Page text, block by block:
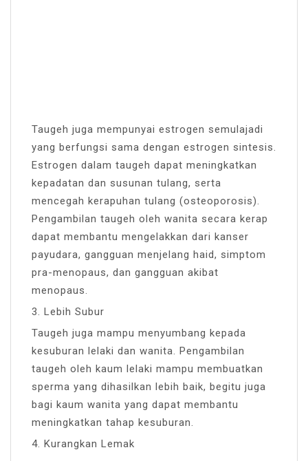
Taugeh juga mempunyai estrogen semulajadi
yang berfungsi sama dengan estrogen sintesis.
Estrogen dalam taugeh dapat meningkatkan
kepadatan dan susunan tulang, serta
mencegah kerapuhan tulang (osteoporosis).
Pengambilan taugeh oleh wanita secara kerap
dapat membantu mengelakkan dari kanser
payudara, gangguan menjelang haid, simptom
pra-menopaus, dan gangguan akibat
menopaus.
3. Lebih Subur
Taugeh juga mampu menyumbang kepada
kesuburan lelaki dan wanita. Pengambilan
taugeh oleh kaum lelaki mampu membuatkan
sperma yang dihasilkan lebih baik, begitu juga
bagi kaum wanita yang dapat membantu
meningkatkan tahap kesuburan.
4. Kurangkan Lemak